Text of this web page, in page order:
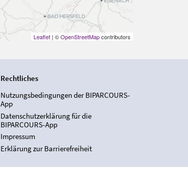
Leaflet| ©OpenStreetMapcontributors
Rechtliches
Nutzungsbedingungen der BIPARCOURS-
App
Datenschutzerklärung für die
BIPARCOURS-App
Impressum
Erklärung zur Barrierefreiheit